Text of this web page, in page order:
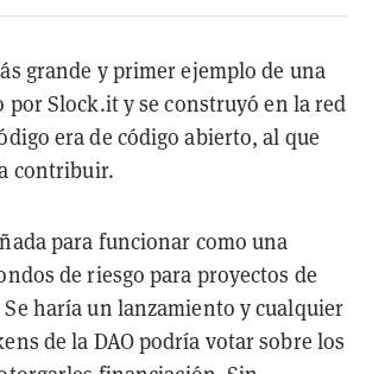
grande y primer ejemplo de una
por Slock.it y se construyó en la red
era de código abierto, al que
contribuir.
para funcionar como una
de riesgo para proyectos de
haría un lanzamiento y cualquier
de la DAO podría votar sobre los